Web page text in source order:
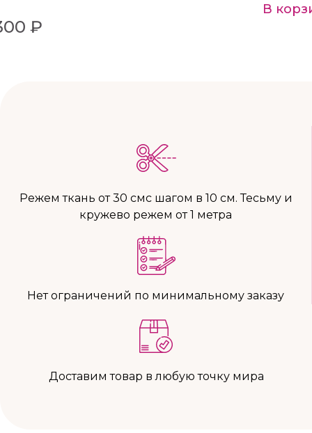
₽
В
Режем ткань от 30 смс шагом в 10 см. Тесьму и
кружево режем от 1 метра
Нет ограничений по минимальному заказу
Доставим товар в любую точку мира